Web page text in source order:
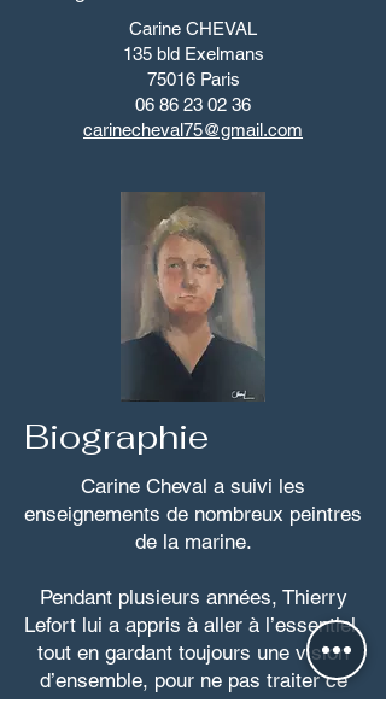
Carine CHEVAL
135 bld Exelmans
75016 Paris
06 86 23 02 36
carinecheval75@gmail.com
Biographie
Carine Cheval a suivi les
enseignements de nombreux peintres
de la marine.
Pendant plusieurs années, Thierry
Lefort lui a appris à aller à l’essentiel,
tout en gardant toujours une vision
d’ensemble, pour ne pas traiter ce